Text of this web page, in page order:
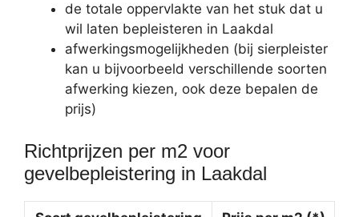
de totale oppervlakte van het stuk dat u
wil laten bepleisteren in Laakdal
afwerkingsmogelijkheden (bij sierpleister
kan u bijvoorbeeld verschillende soorten
afwerking kiezen, ook deze bepalen de
prijs)
Richtprijzen per m2 voor
gevelbepleistering in Laakdal